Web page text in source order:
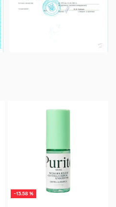
-13.58 %